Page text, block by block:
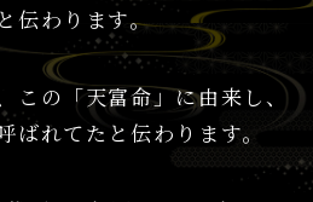
伝わります。
この「天富命」に由来し、
ばれてたと伝わります。